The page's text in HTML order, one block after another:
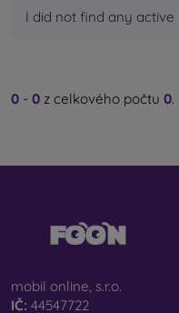
se o ultratenké
mají výbornou
chtějí ukázat světu.
telefon chráněný.
ochranné sklo na
celotvářovém 3D
Stylové zadní kryty
nim jedinečným
I did not find any active
0 - 0 z celkového počtu 0.
mobil online, s.r.o.
IČ: 44547722